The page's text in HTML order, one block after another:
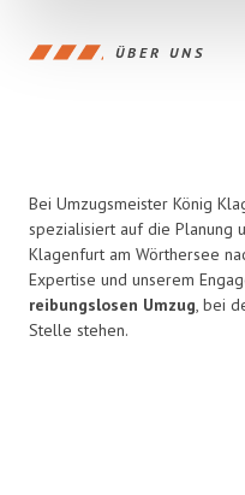
ÜBER UNS
Bei Umzugsmeister König
spezialisiert auf die Planung
Klagenfurt am Wörthersee
Expertise und unserem
reibungslosen Umzug, bei
Stelle stehen.